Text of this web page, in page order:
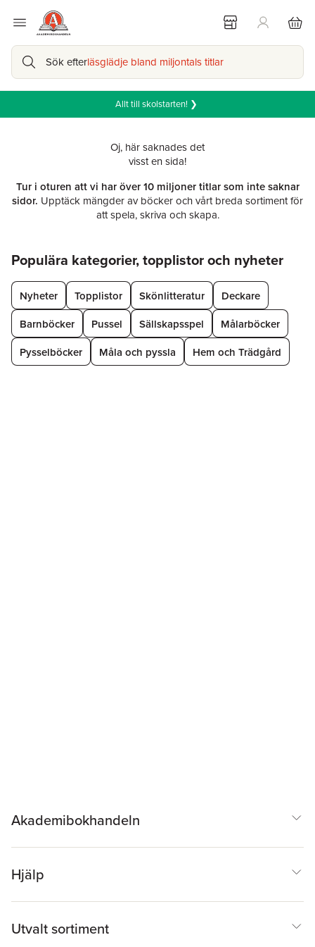
Sök efterläsglädje bland miljontals titlar
Allt till skolstarten! ❯
Oj, här saknades det
visst en sida!
Tur i oturen att vi har över 10 miljoner titlar som inte saknar
sidor. Upptäck mängder av böcker och vårt breda sortiment för
att spela, skriva och skapa.
Populära kategorier, topplistor och nyheter
Nyheter Topplistor Skönlitteratur
Deckare
Barnböcker
Pussel Sällskapsspel
Målarböcker
Pysselböcker
Måla och pyssla Hem och Trädgård
Akademibokhandeln
Hjälp
Utvalt sortiment